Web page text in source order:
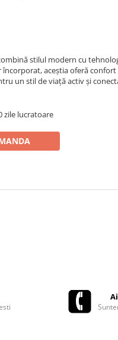
stilul modern cu
încorporat, aceștia oferă
un stil de viață activ și
zile lucratoare